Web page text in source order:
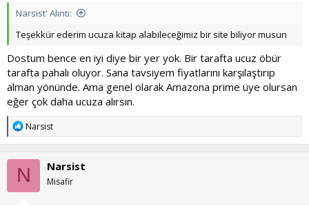
Narsist' Alıntı:
Teşekkür ederim ucuza kitap alabileceğimiz bir site biliyor musun
Dostum bence en iyi diye bir yer yok. Bir tarafta ucuz öbür
tarafta pahalı oluyor. Sana tavsiyem fiyatlarını karşılaştırıp
alman yönünde. Ama genel olarak Amazona prime üye olursan
eğer çok daha ucuza alırsın.
T
p
k
l
e
Narsist
N Narsist
Misafir